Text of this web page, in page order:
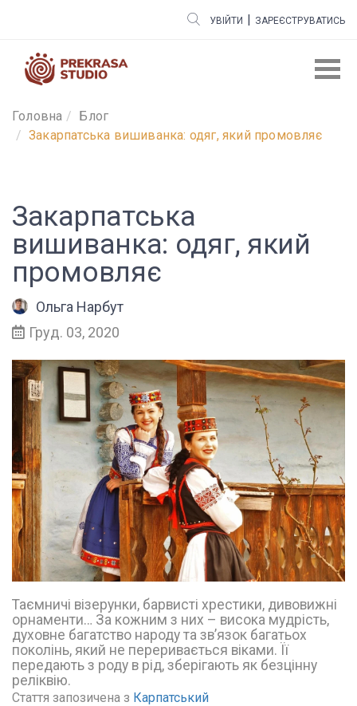
УВІЙТИ | ЗАРЕЄСТРУВАТИСЬ
Головна
Блог
Закарпатська вишиванка: одяг, який промовляє
Закарпатська
вишиванка: одяг, який
промовляє
Ольга Нарбут
Груд. 03, 2020
Таємничі візерунки, барвисті хрестики, дивовижні
орнаменти… За кожним з них – висока мудрість,
духовне багатство народу та зв’язок багатьох
поколінь, який не переривається віками. Її
передають з роду в рід, зберігають як безцінну
реліквію.
Стаття запозичена з Карпатський